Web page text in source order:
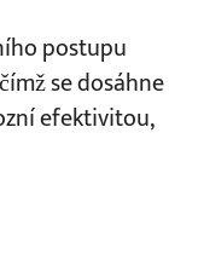
postupu
se dosáhne
efektivitou,